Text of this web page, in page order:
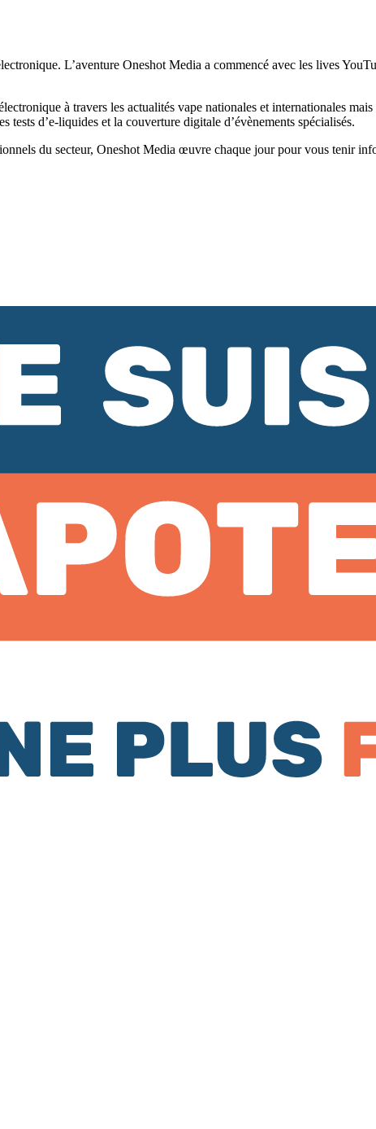
L’aventure Oneshot Media a commencé avec les lives
à travers les actualités vape nationales et internationales
tests d’e-liquides et la couverture digitale d’évènements spécialisés.
du secteur, Oneshot Media œuvre chaque jour pour vous tenir